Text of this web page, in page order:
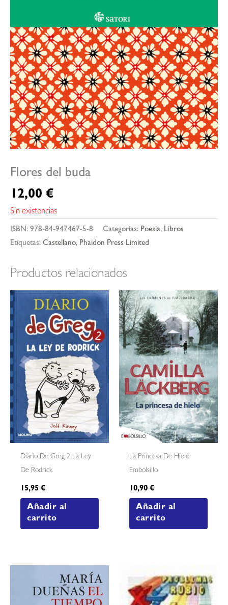
Flores del buda
12,00 €
Sin existencias
ISBN: 978-84-947467-5-8 Categorías: Poesia, Libros
Etiquetas: Castellano, Phaidon Press Limited
Productos relacionados
Diario De Greg 2 La Ley
De Rodrick
15,95€
Añadir al
carrito
La Princesa De Hielo
Embolsillo
10,90€
Añadir al
carrito